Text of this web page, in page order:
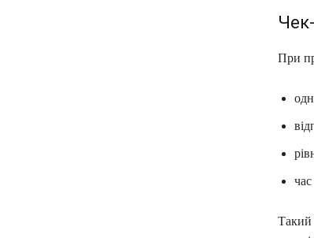
При
Такий